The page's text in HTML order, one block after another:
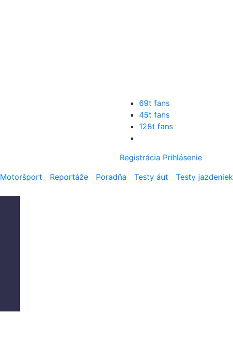
69t fans
45t fans
128t fans
Registrácia Prihlásenie
Motoršport Reportáže Poradňa Testy áut Testy jazdeniek